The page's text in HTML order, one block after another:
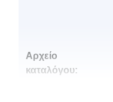
Αρχείο
καταλόγου: